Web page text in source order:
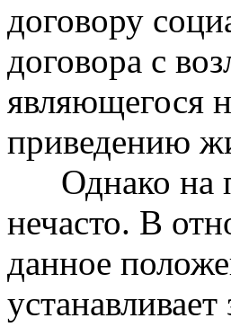
договору
договора с
являющегося
приведению
Однако на
нечасто. В
данное